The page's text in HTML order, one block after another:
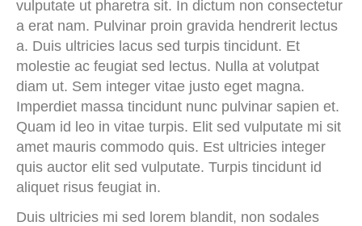
vulputate ut pharetra sit. In dictum non consectetur
a erat nam. Pulvinar proin gravida hendrerit lectus
a. Duis ultricies lacus sed turpis tincidunt. Et
molestie ac feugiat sed lectus. Nulla at volutpat
diam ut. Sem integer vitae justo eget magna.
Imperdiet massa tincidunt nunc pulvinar sapien et.
Quam id leo in vitae turpis. Elit sed vulputate mi sit
amet mauris commodo quis. Est ultricies integer
quis auctor elit sed vulputate. Turpis tincidunt id
aliquet risus feugiat in.
Duis ultricies mi sed lorem blandit, non sodales